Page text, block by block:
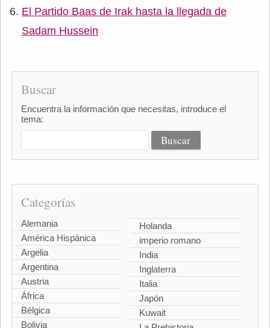
El Partido Baas de Irak hasta la llegada de
Sadam Hussein
Buscar
Encuentra la información que necesitas, introduce el
tema:
Categorías
Alemania
América Hispánica
Argelia
Argentina
Austria
África
Bélgica
Bolivia
Holanda
imperio romano
India
Inglaterra
Italia
Japón
Kuwait